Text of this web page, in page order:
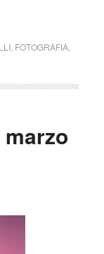
, FOTOGRAFIA,